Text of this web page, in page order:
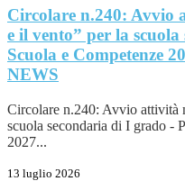
Circolare n.240: Avvio
e il vento” per la
Scuola e Competenze
NEWS
Circolare n.240: Avvio attività
scuola secondaria di I grado -
2027...
13 luglio 2026